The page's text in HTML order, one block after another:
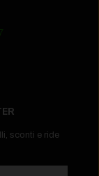
sconti e ride